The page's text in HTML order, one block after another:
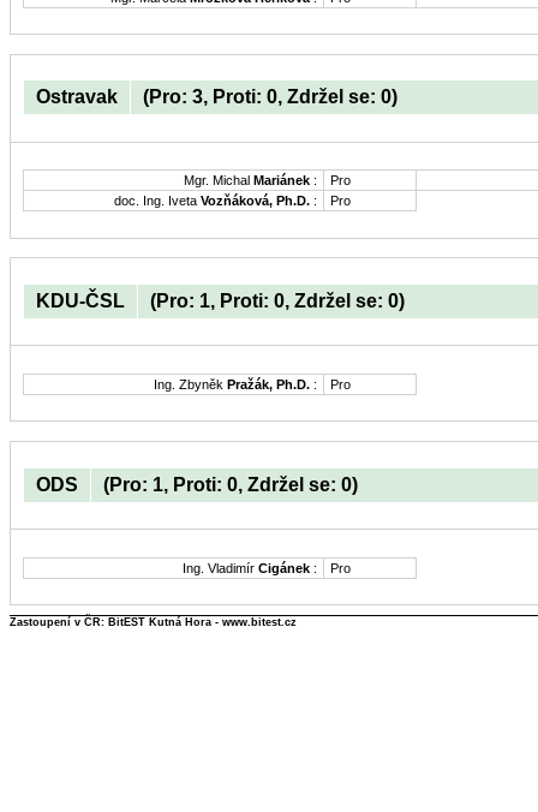
Ostravak (Pro: 3, Proti: 0, Zdržel se: 0)
Mgr. Michal Mariánek :
Pro
doc. Ing. Iveta Vozňáková, Ph.D. : Pro
KDU-ČSL (Pro: 1, Proti: 0, Zdržel se: 0)
Ing. Zbyněk Pražák, Ph.D. : Pro
ODS (Pro: 1, Proti: 0, Zdržel se: 0)
Ing. Vladimír Cigánek : Pro
Zastoupení v ČR: BitEST Kutná Hora - www.bitest.cz